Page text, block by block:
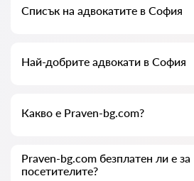
на документите по делото. Списък на
адвокатите в София. Цени за услугите
Списък на адвокатите в София
специално за вас. Пълна биография на
телефонни номера.
Най-добрите адвокати в София
пълна информация. Цени, отзиви,
Какво е Praven-bg.com?
Praven-bg.com е съвременна
помагаме на физически и юридически
чуждестранни компании.
Praven-bg.com безплатен ли е за
посетителите?